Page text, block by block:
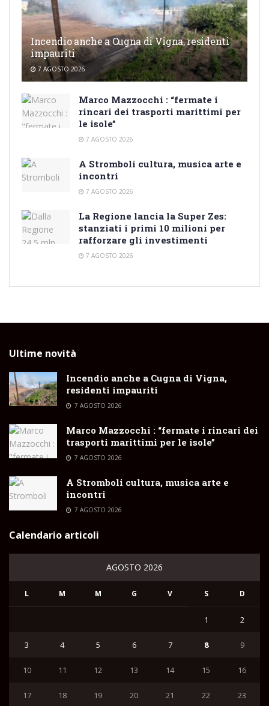
Incendio anche a Cugna di Vigna, residenti
impauriti
7 AGOSTO 2026
Marco Mazzocchi : “fermate i
rincari dei trasporti marittimi per
le isole”
7 AGOSTO 2026
A Stromboli cultura, musica arte e
incontri
7 AGOSTO 2026
La Regione lancia la Super Zes:
stanziati i primi 10 milioni per
rafforzare gli investimenti
7 AGOSTO 2026
Ultime novità
Incendio anche a Cugna di Vigna,
residenti impauriti
7 AGOSTO 2026
Marco Mazzocchi : “fermate i rincari dei
trasporti marittimi per le isole”
7 AGOSTO 2026
A Stromboli cultura, musica arte e
incontri
7 AGOSTO 2026
Calendario articoli
AGOSTO 2026
L M M G V S D
1 2
3 4 5 6 7 8 9
10 11 12 13 14 15 16
17 18 19 20 21 22 23